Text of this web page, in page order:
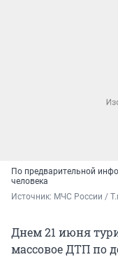
По предварительной
человека
Источник: МЧС России /
Днем 21 июня
массовое ДТП по